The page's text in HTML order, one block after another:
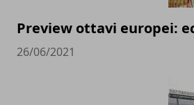
Preview ottavi europei:
26/06/2021